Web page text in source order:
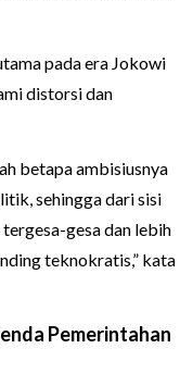
pada era Jokowi
distorsi dan
betapa ambisiusnya
sehingga dari sisi
gesa dan lebih
teknokratis,” kata
Pemerintahan